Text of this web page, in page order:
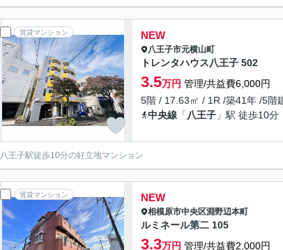
賃貸マンション NEW
八王子市元横山町
トレンタハウス八王子 502
3.5万円 管理/共益費6,000円
5階 / 17.63㎡ / 1R /築41年 /5階
中央線 「 八王子 」駅 徒歩10分
八王子駅徒歩10分の好立地マンション
賃貸マンション NEW
相模原市中央区淵野辺本町
ルミネール第二 105
3.3万円 管理/共益費2,000円